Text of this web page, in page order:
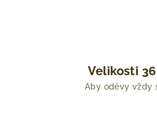
Velikosti
Aby oděvy vždy